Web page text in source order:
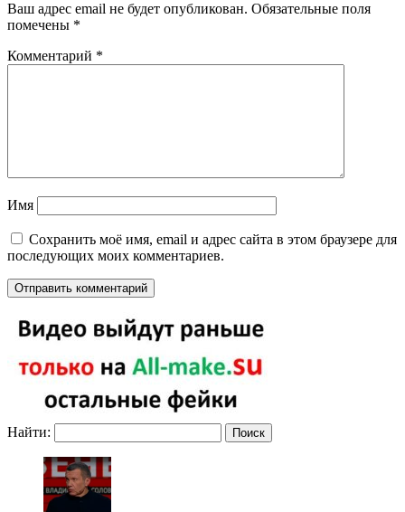
Ваш адрес email не будет опубликован. Обязательные поля
помечены *
Комментарий *
Имя
Сохранить моё имя, email и адрес сайта в этом браузере для
последующих моих комментариев.
Найти: